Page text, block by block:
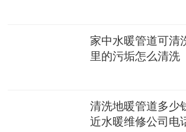
家中水暖管道可清
里的污垢怎么清洗
清洗地暖管道多少
近水暖维修公司电